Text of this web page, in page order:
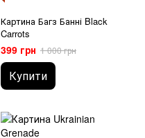
Картина Багз Банні Black
Carrots
399 грн 1 000 грн
Купити